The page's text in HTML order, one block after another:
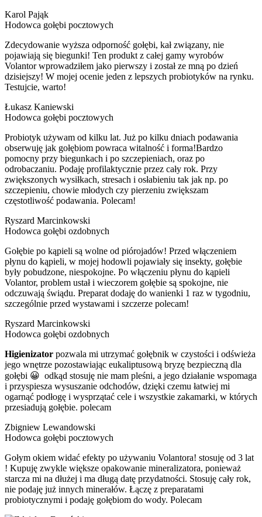
Karol Pająk
Hodowca gołębi pocztowych
Zdecydowanie wyższa odporność gołębi, kał związany, nie
pojawiają się biegunki! Ten produkt z całej gamy wyrobów
Volantor wprowadziłem jako pierwszy i został ze mną po dzień
dzisiejszy! W mojej ocenie jeden z lepszych probiotyków na rynku.
Testujcie, warto!
Łukasz Kaniewski
Hodowca gołębi pocztowych
Probiotyk używam od kilku lat. Już po kilku dniach podawania
obserwuję jak gołębiom powraca witalność i forma!Bardzo
pomocny przy biegunkach i po szczepieniach, oraz po
odrobaczaniu. Podaję profilaktycznie przez cały rok. Przy
zwiększonych wysiłkach, stresach i osłabieniu tak jak np. po
szczepieniu, chowie młodych czy pierzeniu zwiększam
częstotliwość podawania. Polecam!
Ryszard Marcinkowski
Hodowca gołębi ozdobnych
Gołębie po kąpieli są wolne od piórojadów! Przed włączeniem
płynu do kąpieli, w mojej hodowli pojawiały się insekty, gołębie
były pobudzone, niespokojne. Po włączeniu płynu do kąpieli
Volantor, problem ustał i wieczorem gołębie są spokojne, nie
odczuwają świądu. Preparat dodaję do wanienki 1 raz w tygodniu,
szczególnie przed wystawami i szczerze polecam!
Ryszard Marcinkowski
Hodowca gołębi ozdobnych
Higienizator pozwala mi utrzymać gołębnik w czystości i odświeża
jego wnętrze pozostawiając eukaliptusową bryzę bezpieczną dla
gołębi 😀 odkąd stosuję nie mam pleśni, a jego działanie wspomaga
i przyspiesza wysuszanie odchodów, dzięki czemu łatwiej mi
ogarnąć podłogę i wysprzątać cele i wszystkie zakamarki, w których
przesiadują gołębie. polecam
Zbigniew Lewandowski
Hodowca gołębi pocztowych
Gołym okiem widać efekty po używaniu Volantora! stosuję od 3 lat
! Kupuję zwykle większe opakowanie mineralizatora, ponieważ
starcza mi na dłużej i ma długą datę przydatności. Stosuję cały rok,
nie podaję już innych minerałów. Łączę z preparatami
probiotycznymi i podaję gołębiom do wody. Polecam